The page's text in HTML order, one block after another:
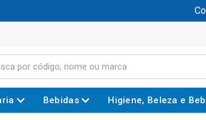
Bebidas Higiene, Beleza e